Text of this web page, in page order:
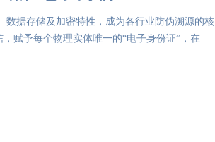
据存储及加密特性，成为各行业防伪溯源的核
赋予每个物理实体唯一的“电子身份证”，在